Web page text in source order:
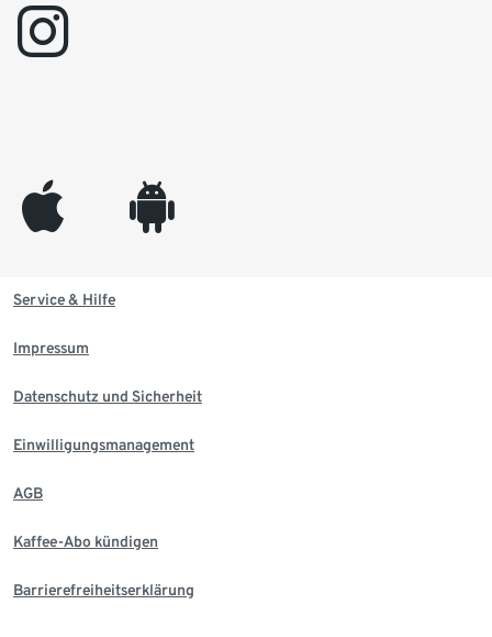
instagram
appleinc android
Service & Hilfe
Impressum
Datenschutz und Sicherheit
Einwilligungsmanagement
AGB
Kaffee-Abo kündigen
Barrierefreiheitserklärung